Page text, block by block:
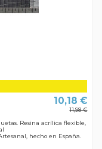
10,18 €
11,98 €
Resina acrílica flexible,
hecho en España.